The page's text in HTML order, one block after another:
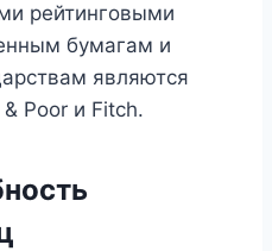
рейтинговыми
бумагам и
являются
Poor и Fitch.